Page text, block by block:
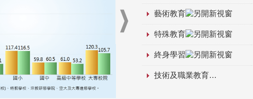
藝術教育
特殊教育
終身學習
技術及職業教育